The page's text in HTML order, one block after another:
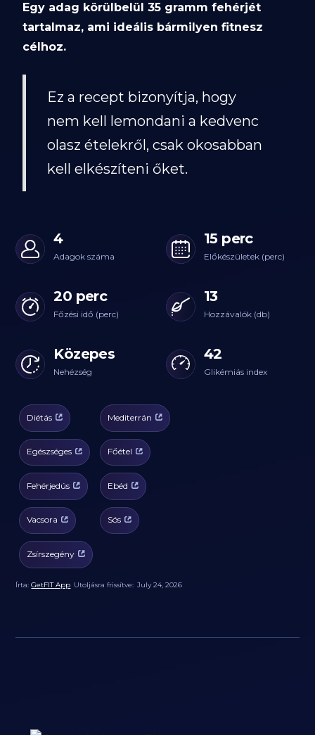
Egy adag körülbelül 35 gramm fehérjét
tartalmaz, ami ideális bármilyen fitnesz
célhoz.
Ez a recept bizonyítja, hogy
nem kell lemondani a kedvenc
olasz ételekről, csak okosabban
kell elkészíteni őket.
4
Adagok száma
15 perc
Előkészületek (perc)
20 perc
Főzési idő (perc)
13
Hozzávalók (db)
Közepes
Nehézség
42
Glikémiás index
Diétás Mediterrán
Egészséges Főétel
Fehérjedús Ebéd
Vacsora Sós
Zsírszegény
Írta:GetFIT App Utoljásra frissítve: July 24, 2026